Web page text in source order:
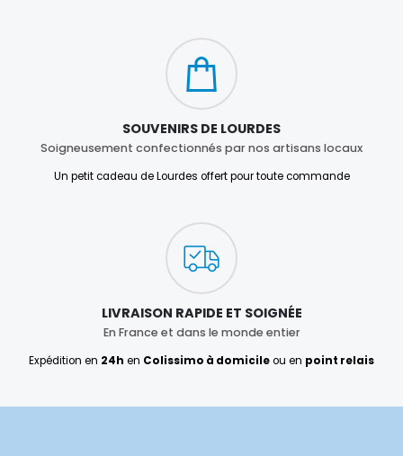
SOUVENIRS DE LOURDES
Soigneusement confectionnés par nos artisans locaux
Un petit cadeau de Lourdes offert pour toute commande
LIVRAISON RAPIDE ET SOIGNÉE
En France et dans le monde entier
Expédition en 24h en Colissimo à domicileou en point relais